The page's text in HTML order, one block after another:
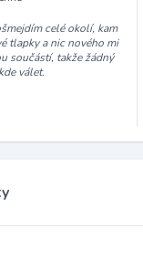
celé okolí, kam
tlapky a nic nového mi
součástí, takže žádný
válet.